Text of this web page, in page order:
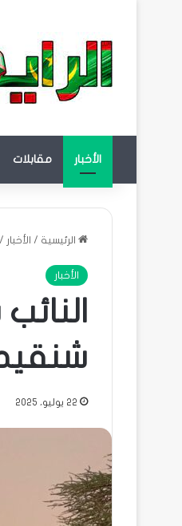
الأخبار مقابلات
الرئيسية / الأخبار /
الأخبار
22 يوليو، 2025